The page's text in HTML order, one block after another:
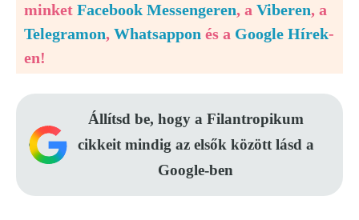
minket Facebook Messengeren, a Viberen, a
Telegramon, Whatsappon és a Google Hírek-
en!
Állítsd be, hogy a Filantropikum
cikkeit mindig az elsők között lásd a
Google-ben